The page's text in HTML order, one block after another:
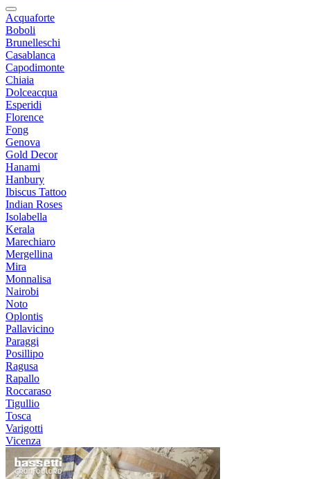
Acquaforte
Boboli
Brunelleschi
Casablanca
Capodimonte
Chiaia
Dolceacqua
Esperidi
Florence
Fong
Genova
Gold Decor
Hanami
Hanbury
Ibiscus Tattoo
Indian Roses
Isolabella
Kerala
Marechiaro
Mergellina
Mira
Monnalisa
Nairobi
Noto
Oplontis
Pallavicino
Paraggi
Posillipo
Ragusa
Rapallo
Roccaraso
Tigullio
Tosca
Varigotti
Vicenza